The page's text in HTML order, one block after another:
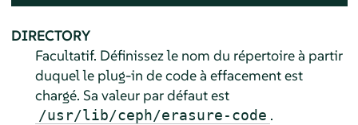
DIRECTORY
Facultatif. Définissez le nom du répertoire à partir
duquel le plug-in de code à effacement est
chargé. Sa valeur par défaut est
/usr/lib/ceph/erasure-code .